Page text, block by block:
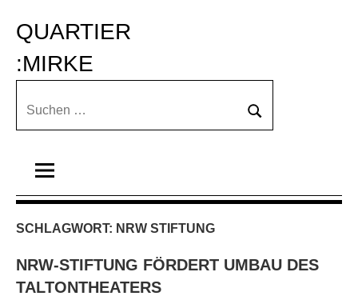
Inhalt
springen
QUARTIER
:MIRKE
Suchen
Suchen
SCHLAGWORT: NRW STIFTUNG
NRW-STIFTUNG FÖRDERT UMBAU DES
TALTONTHEATERS